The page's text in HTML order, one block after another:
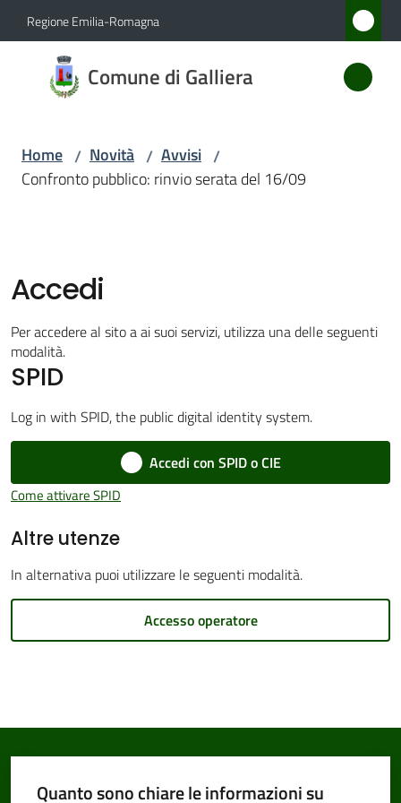
Vai al contenuto
Vai alla navigazione
Vai al footer
Regione Emilia-Romagna
Comune di Galliera
Comune
di
Amministrazione
Servizi
Vivere
Galliera
Amministrazione
Tutti
Home / Novità / Avvisi /
Confronto pubblico: rinvio serata del 16/09
Accedi
Per accedere al sito a ai suoi servizi, utilizza una delle seguenti
modalità.
SPID
Log in with SPID, the public digital identity system.
Accedi con SPID o CIE
Come attivare SPID
Altre utenze
In alternativa puoi utilizzare le seguenti modalità.
Accesso operatore
Quanto sono chiare le informazioni su